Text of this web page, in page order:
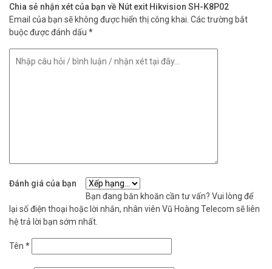
Chia sẻ nhận xét của bạn về Nút exit Hikvision SH-K8P02
Email của bạn sẽ không được hiển thị công khai. Các trường bắt
buộc được đánh dấu *
Đánh giá của bạn
Bạn đang băn khoăn cần tư vấn? Vui lòng để
lại số điện thoại hoặc lời nhắn, nhân viên Vũ Hoàng Telecom sẽ liên
hệ trả lời bạn sớm nhất.
Tên *